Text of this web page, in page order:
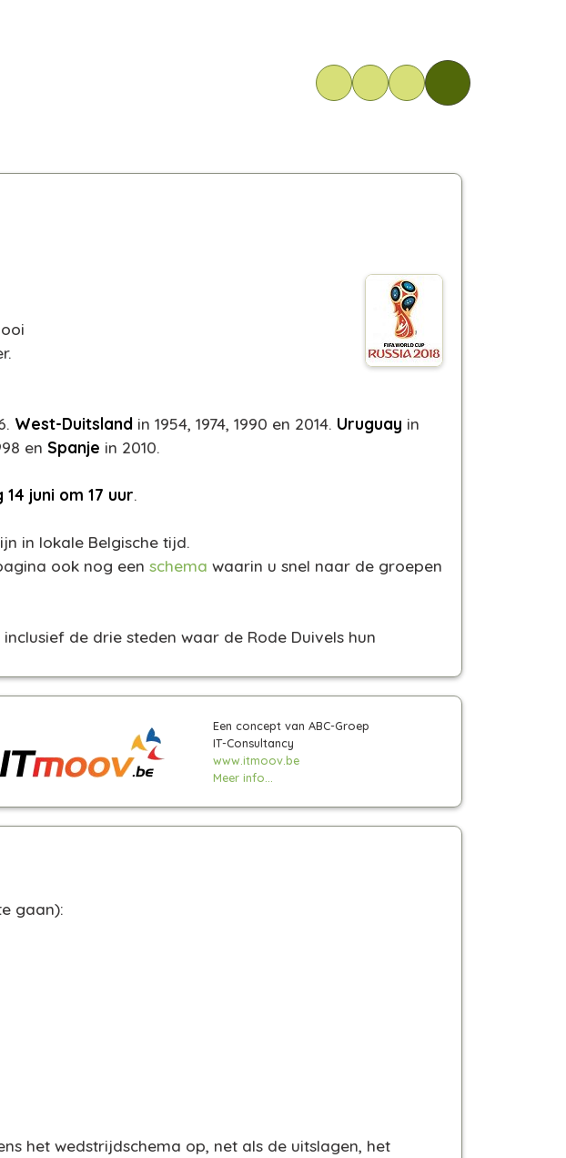
West-Duitsland in 1954, 1974, 1990 en 2014. Uruguay in
en Spanje in 2010.
juni om 17 uur.
in lokale Belgische tijd.
ook nog een schema waarin u snel naar de groepen
de drie steden waar de Rode Duivels hun
Een concept van ABC-Groep
IT-Consultancy
www.itmoov.be
Meer info...
gaan):
het wedstrijdschema op, net als de uitslagen, het